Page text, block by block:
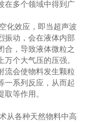
在多个领域中得到广
化效应，即当超声波
振动，会在液体内部
合，导致液体微粒之
个大气压的压强。
流会使物料发生颗粒
一系列反应，从而起
等作用。
从各种天然物料中高